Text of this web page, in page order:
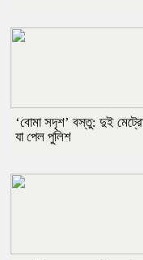
‘বোমা সদৃশ’ বস্তু: দুই
যা পেল পুলিশ